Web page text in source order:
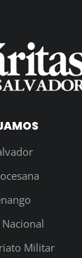
Militar